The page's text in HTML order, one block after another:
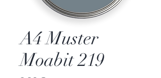
A4 Muster
Moabit 219